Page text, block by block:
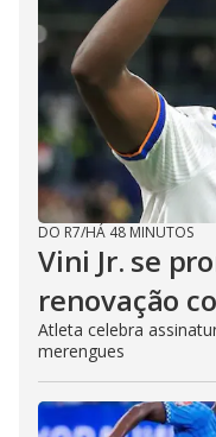
DO R7/HÁ 48 MINUTOS
Vini Jr. se
renovação
Atleta celebra
merengues